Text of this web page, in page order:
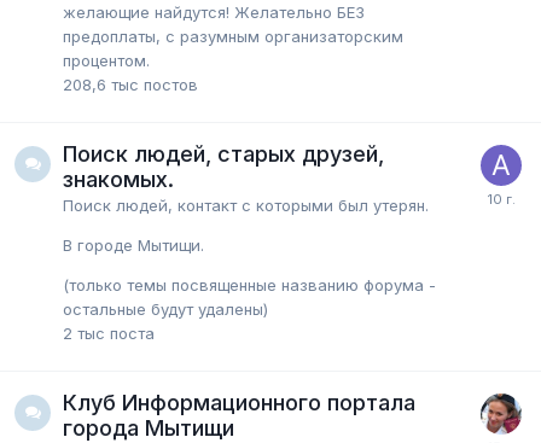
желающие найдутся! Желательно БЕЗ
предоплаты, с разумным организаторским
процентом.
208,6 тыс постов
Поиск людей, старых друзей,
знакомых.
Поиск людей, контакт с которыми был утерян.
В городе Мытищи.
(только темы посвященные названию форума -
остальные будут удалены)
2 тыс поста
Клуб Информационного портала
города Мытищи